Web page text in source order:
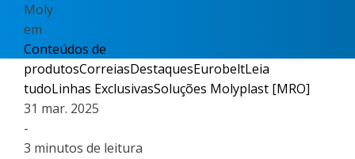
Moly
em
Conteúdos de
produtosCorreiasDestaquesEurobeltLeia
tudoLinhas ExclusivasSoluções Molyplast [MRO]
31 mar. 2025
-
3 minutos de leitura